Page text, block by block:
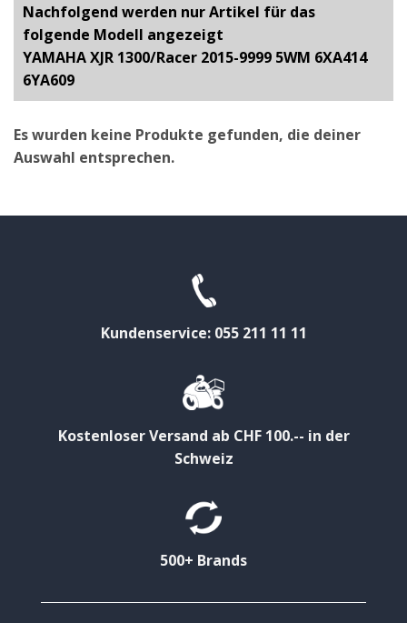
Nachfolgend werden nur Artikel für das
folgende Modell angezeigt
YAMAHA XJR 1300/Racer 2015-9999 5WM 6XA414
6YA609
Es wurden keine Produkte gefunden, die deiner
Auswahl entsprechen.
Kundenservice: 055 211 11 11
Kostenloser Versand ab CHF 100.-- in der
Schweiz
500+ Brands